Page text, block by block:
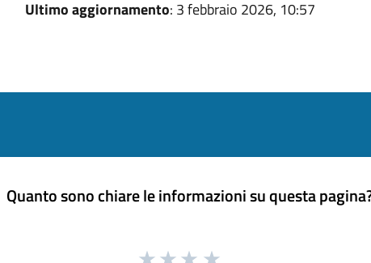
Ultimo aggiornamento: 3 febbraio 2026, 10:57
Quanto sono chiare le informazioni su questa